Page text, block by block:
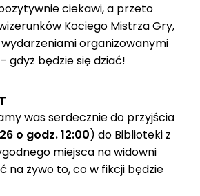
ciekawi, a przeto
Kociego Mistrza Gry,
organizowanymi
gdyż będzie się dziać!
was serdecznie do przyjścia
o godz. 12:00) do Biblioteki z
miejsca na widowni
na żywo to, co w fikcji będzie